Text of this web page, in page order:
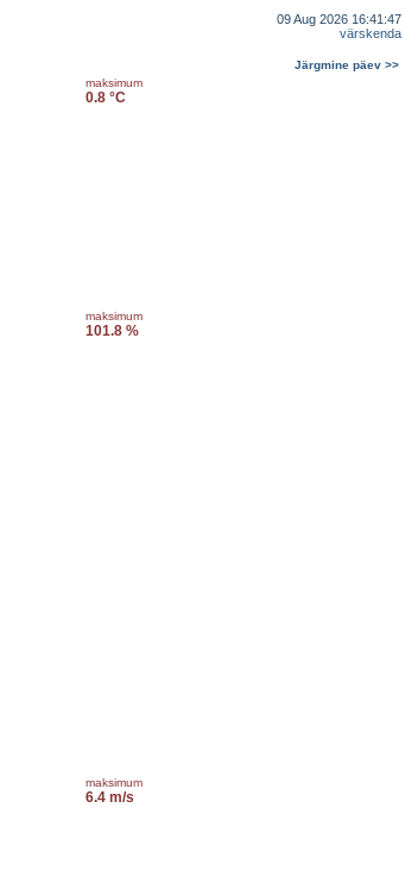
09 Aug 2026 16:41:47
värskenda
Järgmine päev >>
maksimum
0.8 °C
maksimum
101.8 %
maksimum
6.4 m/s